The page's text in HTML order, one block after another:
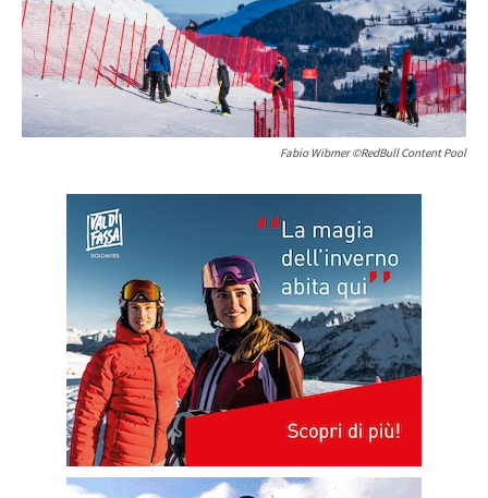
Fabio Wibmer ©RedBull Content Pool